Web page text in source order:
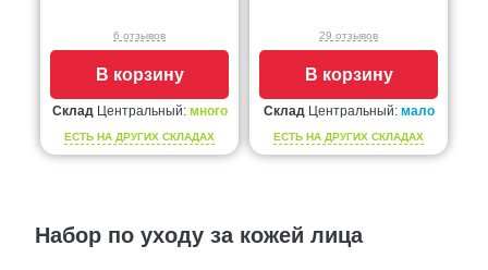
6 отзывов
В корзину
СкладЦентральный: много
ЕСТЬ НА ДРУГИХ СКЛАДАХ
29 отзывов
В корзину
СкладЦентральный: мало
ЕСТЬ НА ДРУГИХ СКЛАДАХ
Набор по уходу за кожей лица